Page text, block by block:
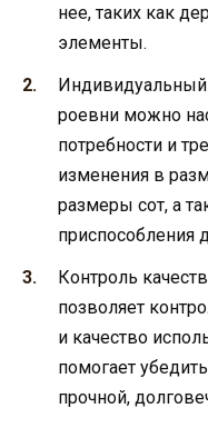
нее, таких как
элементы.
Индивидуальный
роевни можно
потребности и
изменения в
размеры сот, а
приспособления
Контроль
позволяет
и качество
помогает
прочной,